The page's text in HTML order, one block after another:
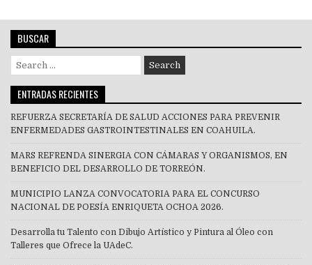
BUSCAR
Search
for:
ENTRADAS RECIENTES
REFUERZA SECRETARÍA DE SALUD ACCIONES PARA PREVENIR
ENFERMEDADES GASTROINTESTINALES EN COAHUILA.
MARS REFRENDA SINERGIA CON CÁMARAS Y ORGANISMOS, EN
BENEFICIO DEL DESARROLLO DE TORREÓN.
MUNICIPIO LANZA CONVOCATORIA PARA EL CONCURSO
NACIONAL DE POESÍA ENRIQUETA OCHOA 2026.
Desarrolla tu Talento con Dibujo Artístico y Pintura al Óleo con
Talleres que Ofrece la UAdeC.